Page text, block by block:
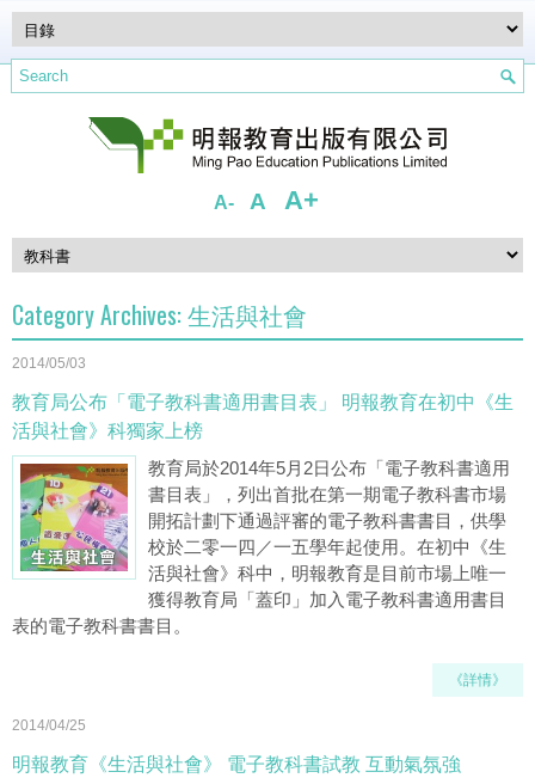
A- A A+
Category Archives:生活與社會
2014/05/03
教育局公布「電子教科書適用書目表」 明報教育在初中《生
活與社會》科獨家上榜
教育局於2014年5月2日公布「電子教科書適用
書目表」，列出首批在第一期電子教科書市場
開拓計劃下通過評審的電子教科書書目，供學
校於二零一四／一五學年起使用。在初中《生
活與社會》科中，明報教育是目前市場上唯一
獲得教育局「蓋印」加入電子教科書適用書目
表的電子教科書書目。
《詳情》
2014/04/25
明報教育《生活與社會》 電子教科書試教 互動氣氛強